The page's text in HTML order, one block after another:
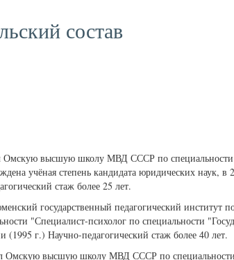
состав
Омскую высшую школу МВД СССР по специальности
учёная степень кандидата юридических наук,
стаж более 25 лет.
государственный педагогический институт
"Специалист-психолог по специальности
г.) Научно-педагогический стаж более 40 лет.
Омскую высшую школу МВД СССР по